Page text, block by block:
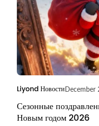
Liyond НовостиDecember
Сезонные
Новым годом 2026